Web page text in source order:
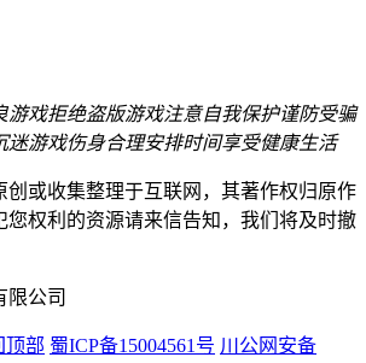
游戏拒绝盗版游戏注意自我保护谨防受骗
迷游戏伤身合理安排时间享受健康生活
创或收集整理于互联网，其著作权归原作
您权利的资源请来信告知，我们将及时撤
限公司
顶部 蜀ICP备15004561号 川公网安备